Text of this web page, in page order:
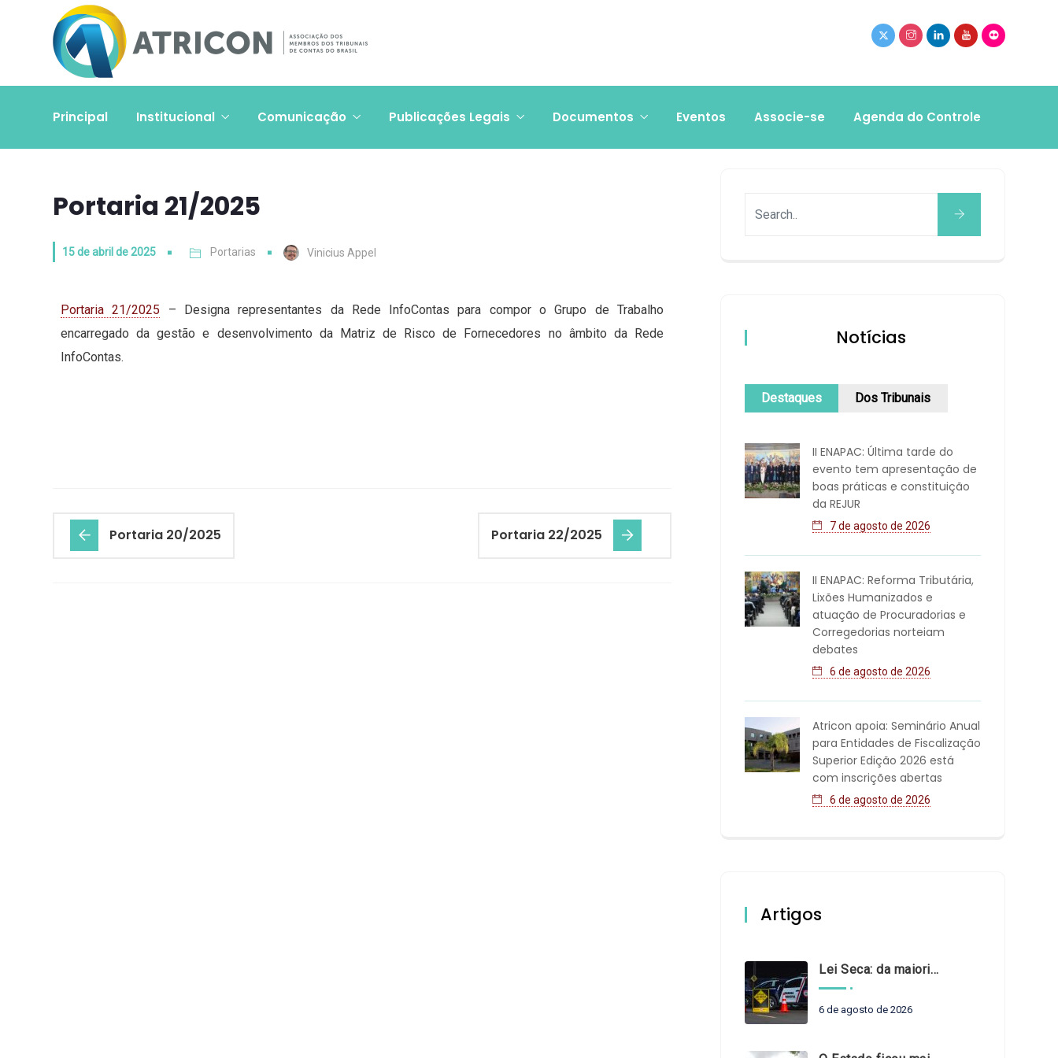
Principal Institucional Comunicação Publicações Legais Documentos Eventos Associe-se Agenda do Controle
Portaria 21/2025
15 de abril de 2025 Portarias Vinicius Appel
Portaria 21/2025 – Designa representantes da Rede InfoContas para compor o Grupo de Trabalho
encarregado da gestão e desenvolvimento da Matriz de Risco de Fornecedores no âmbito da Rede
InfoContas.
Portaria 20/2025 Portaria 22/2025
Notícias
Destaques Dos Tribunais
II ENAPAC: Última tarde do
evento tem apresentação de
boas práticas e constituição
da REJUR
7 de agosto de 2026
II ENAPAC: Reforma Tributária,
Lixões Humanizados e
atuação de Procuradorias e
Corregedorias norteiam
debates
6 de agosto de 2026
Atricon apoia: Seminário Anual
para Entidades de Fiscalização
Superior Edição 2026 está
com inscrições abertas
6 de agosto de 2026
Artigos
Lei Seca: da maioridade à maturidade
6 de agosto de 2026